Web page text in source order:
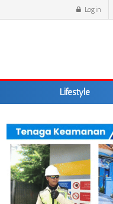
Login
Lifestyle